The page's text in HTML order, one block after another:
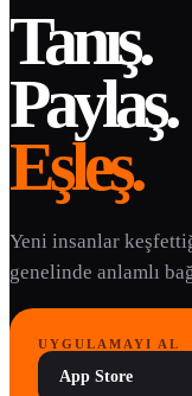
Tanış.
Paylaş.
Eşleş.
Yeni insanlar
genelinde anlamlı
UYGULAMAYI AL
App Store